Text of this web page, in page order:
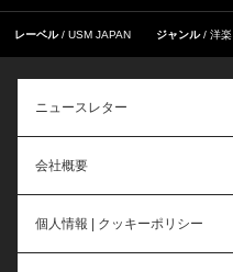
レーベル USM JAPAN ジャンル 洋楽
ニュースレター
会社概要
個人情報 | クッキーポリシー